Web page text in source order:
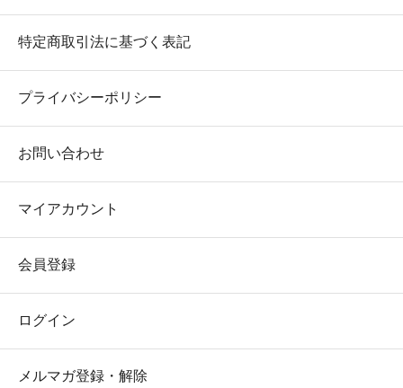
特定商取引法に基づく表記
プライバシーポリシー
お問い合わせ
マイアカウント
会員登録
ログイン
メルマガ登録・解除